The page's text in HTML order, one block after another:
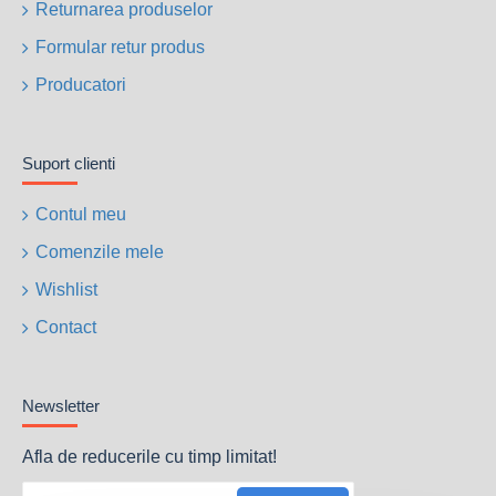
Autonomie (75% capacitate): 12 ore
Nivel de zgomot la 7 metri (dB(A)): 69
Greutate utilaj (kg): 115
Returnarea produselor
Formular retur produs
Producatori
Suport clienti
Contul meu
Comenzile mele
Wishlist
Contact
Newsletter
Afla de reducerile cu timp limitat!